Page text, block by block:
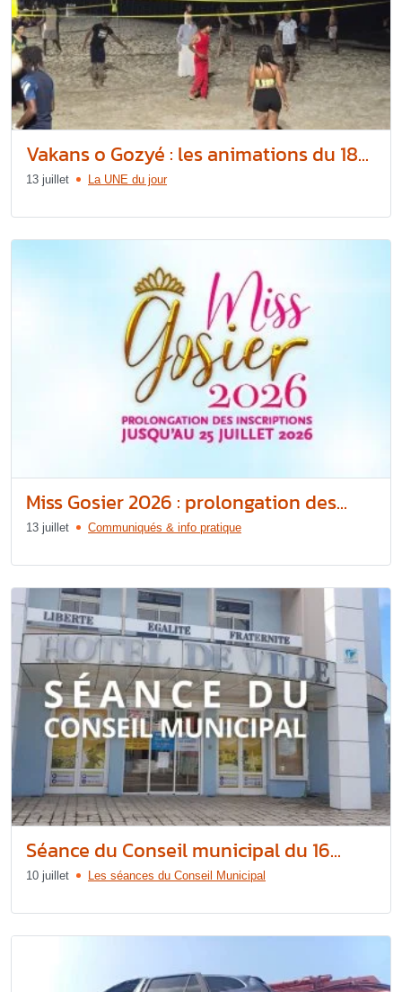
Vakans o Gozyé : les animations du 18...
13 juillet La UNE du jour
Miss Gosier 2026 : prolongation des...
13 juillet Communiqués & info pratique
Séance du Conseil municipal du 16...
10 juillet Les séances du Conseil Municipal